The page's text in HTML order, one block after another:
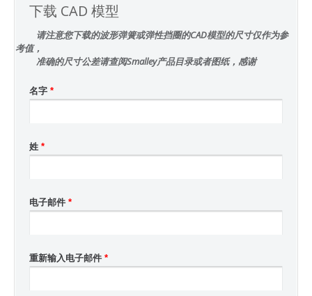
下载 CAD 模型
请注意您下载的波形弹簧或弹性挡圈的CAD模型的尺寸仅作为参
考值，
准确的尺寸公差请查阅Smalley产品目录或者图纸，感谢
名字 *
姓 *
电子邮件 *
重新输入电子邮件 *